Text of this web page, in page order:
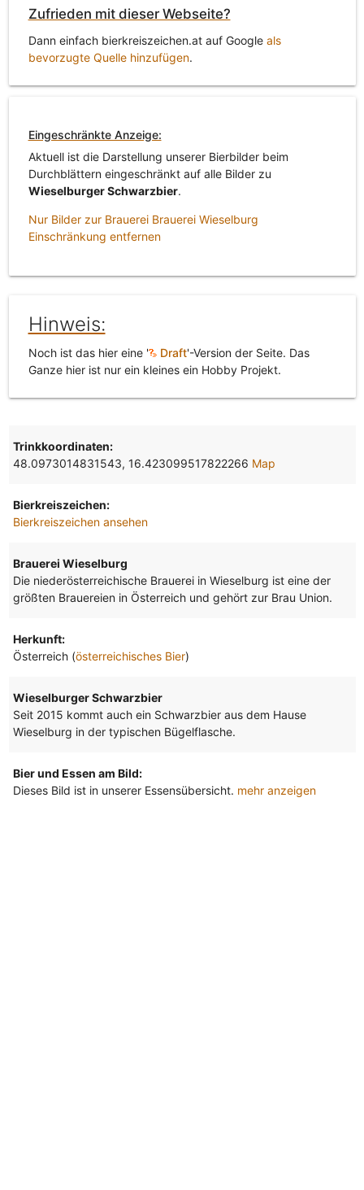
Zufrieden mit dieser Webseite?
Dann einfach bierkreiszeichen.at auf Google als
bevorzugte Quelle hinzufügen.
Eingeschränkte Anzeige:
Aktuell ist die Darstellung unserer Bierbilder beim
Durchblättern eingeschränkt auf alle Bilder zu
Wieselburger Schwarzbier.
Nur Bilder zur Brauerei Brauerei Wieselburg
Einschränkung entfernen
Hinweis:
Noch ist das hier eine ' Draft'-Version der Seite. Das
Ganze hier ist nur ein kleines ein Hobby Projekt.
Trinkkoordinaten:
48.0973014831543, 16.423099517822266 Map
Bierkreiszeichen:
Bierkreiszeichen ansehen
Brauerei Wieselburg
Die niederösterreichische Brauerei in Wieselburg ist eine der
größten Brauereien in Österreich und gehört zur Brau Union.
Herkunft:
Österreich (österreichisches Bier)
Wieselburger Schwarzbier
Seit 2015 kommt auch ein Schwarzbier aus dem Hause
Wieselburg in der typischen Bügelflasche.
Bier und Essen am Bild:
Dieses Bild ist in unserer Essensübersicht. mehr anzeigen